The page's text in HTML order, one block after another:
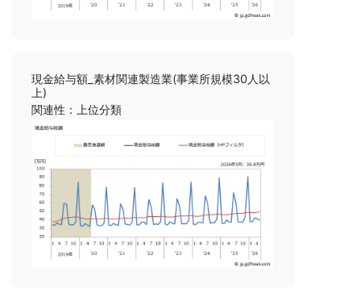
現金給与額_素材関連製造業(事業所規模30人以
上)
関連性：上位分類